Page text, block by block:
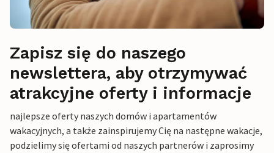
Zapisz się do naszego
newslettera, aby otrzymywać
atrakcyjne oferty i informacje
najlepsze oferty naszych domów i apartamentów
wakacyjnych, a także zainspirujemy Cię na następne wakacje,
podzielimy się ofertami od naszych partnerów i zaprosimy